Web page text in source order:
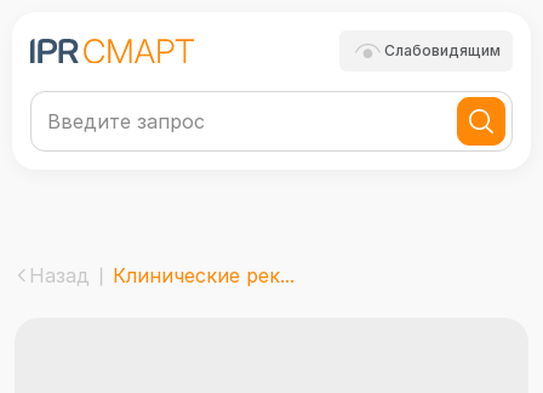
Слабовидящим
Назад Клинические рек...